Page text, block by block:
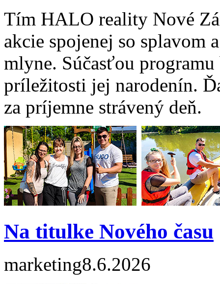
Tím HALO reality Nové
akcie spojenej so splavom
mlyne. Súčasťou
príležitosti jej narodenín.
za príjemne strávený deň.
Na titulke Nového času
marketing8.6.2026